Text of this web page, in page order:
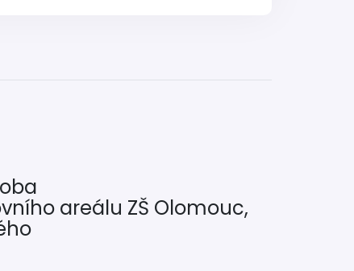
areálu ZŠ Olomouc,